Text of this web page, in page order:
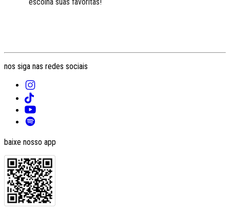
nos siga nas redes sociais
baixe nosso app